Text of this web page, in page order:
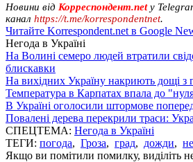
Новини від Корреспондент.netу
канал https://t.me/korrespondentnet.
Читайте Korrespondent.net в Google
Негода в Україні
На Волині семеро людей втратили
блискавки
На вихідних Україну накриють дощі з
Температура в Карпатах впала до
В Україні оголосили штормове
Повалені дерева перекрили траси:
СПЕЦТЕМА: Негода в Україні
ТЕГИ: погода, Гроза, град, дожди,
Якщо ви помітили помилку, виділіть